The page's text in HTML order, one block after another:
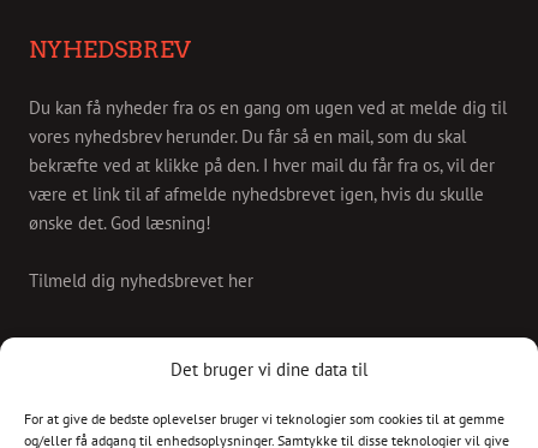
Det bruger vi dine data til
For at give de bedste oplevelser bruger vi teknologier som cookies til at gemme
og/eller få adgang til enhedsoplysninger. Samtykke til disse teknologier vil give
NYHEDSBREV
Du kan få nyheder fra os en gang om ugen ved at melde dig til
vores nyhedsbrev herunder. Du får så en mail, som du skal
bekræfte ved at klikke på den. I hver mail du får fra os, vil der
være et link til af afmelde nyhedsbrevet igen, hvis du skulle
ønske det. God læsning!
Tilmeld dig nyhedsbrevet her
Skriv til os på